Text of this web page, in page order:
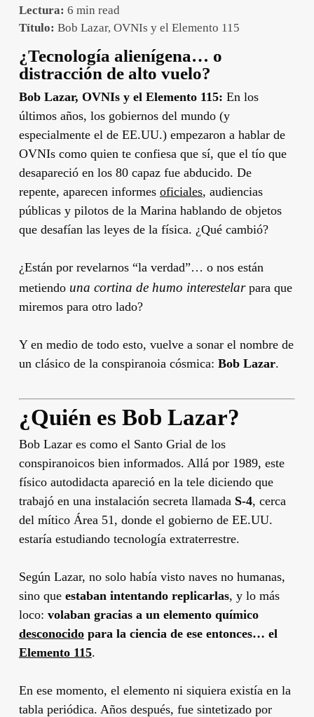
Lectura: 6 min read
Título: Bob Lazar, OVNIs y el Elemento 115
¿Tecnología alienígena… o
distracción de alto vuelo?
Bob Lazar, OVNIs y el Elemento 115: En los
últimos años, los gobiernos del mundo (y
especialmente el de EE.UU.) empezaron a hablar de
OVNIs como quien te confiesa que sí, que el tío que
desapareció en los 80 capaz fue abducido. De
repente, aparecen informes oficiales, audiencias
públicas y pilotos de la Marina hablando de objetos
que desafían las leyes de la física. ¿Qué cambió?
¿Están por revelarnos “la verdad”… o nos están
metiendo una cortina de humo interestelarpara que
miremos para otro lado?
Y en medio de todo esto, vuelve a sonar el nombre de
un clásico de la conspiranoia cósmica: Bob Lazar.
¿Quién es Bob Lazar?
Bob Lazar es como el Santo Grial de los
conspiranoicos bien informados. Allá por 1989, este
físico autodidacta apareció en la tele diciendo que
trabajó en una instalación secreta llamada S-4, cerca
del mítico Área 51, donde el gobierno de EE.UU.
estaría estudiando tecnología extraterrestre.
Según Lazar, no solo había visto naves no humanas,
sino que estaban intentando replicarlas, y lo más
loco: volaban gracias a un elemento químico
desconocidopara la ciencia de ese entonces… el
Elemento 115.
En ese momento, el elemento ni siquiera existía en la
tabla periódica. Años después, fue sintetizado por